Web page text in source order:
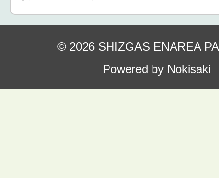
© 2026 SHIZGAS ENAREA
Powered by Nokisaki